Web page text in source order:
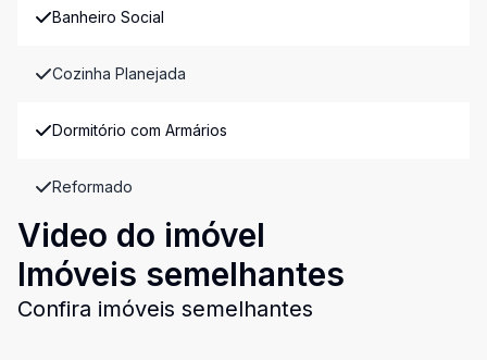
Banheiro Social
Cozinha Planejada
Dormitório com Armários
Reformado
Video do imóvel
Imóveis semelhantes
Confira imóveis semelhantes